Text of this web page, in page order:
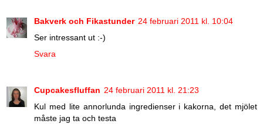
Bakverk och Fikastunder 24 februari 2011 kl. 10:04
Ser intressant ut :-)
Svara
Cupcakesfluffan 24 februari 2011 kl. 21:23
Kul med lite annorlunda ingredienser i kakorna, det mjölet
måste jag ta och testa